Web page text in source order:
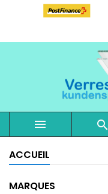
 
ACCUEIL
MARQUES